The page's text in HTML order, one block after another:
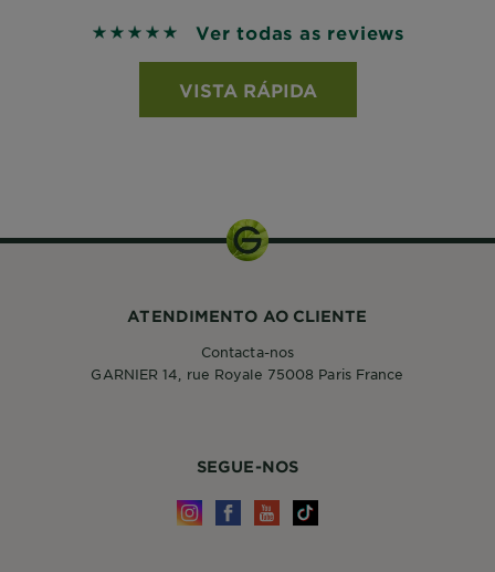
5 out of 5 stars based on reviews
Ver todas as reviews
VISTA RÁPIDA
SEGUE-NOS
ATENDIMENTO AO CLIENTE
Contacta-nos
GARNIER 14, rue Royale 75008 Paris France